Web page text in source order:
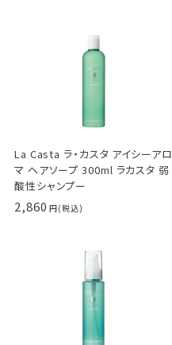
La Casta ラ・カスタ アイシーアロ
マ ヘアソープ 300ml ラカスタ 弱
酸性シャンプー
2,860